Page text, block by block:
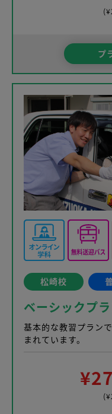
プ
松崎校
ベーシックプ
基本的な教習プラン
まれています。